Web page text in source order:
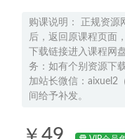
购课说明： 正规资源
后，返回原课程页面
下载链接进入课程网
务：如有个别资源下
加站长微信：aixuel2
间给予补发。
高东辉化学网课2024
复习（暑假班+秋季班
【22届】高中化学
学课程+讲义，35.35G
02-17
2024赵礼显高三数学